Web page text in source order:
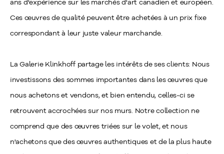
ans d'expérience sur les marchés d'art canadien et européen.
Ces œuvres de qualité peuvent être achetées à un prix fixe
correspondant à leur juste valeur marchande.
La Galerie Klinkhoff partage les intérêts de ses clients: Nous
investissons des sommes importantes dans les œuvres que
nous achetons et vendons, et bien entendu, celles-ci se
retrouvent accrochées sur nos murs. Notre collection ne
comprend que des œuvres triées sur le volet, et nous
n'achetons que des œuvres authentiques et de la plus haute